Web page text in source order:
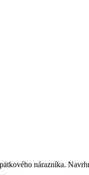
nárazníka.